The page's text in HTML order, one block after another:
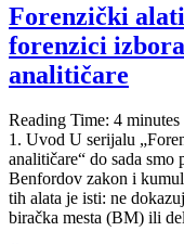
Forenzički
forenzici
analitičare
Reading Time: 4 minutes
1. Uvod U serijalu
analitičare“ do sada
Benfordov zakon i
tih alata je isti: ne
biračka mesta (BM) ili